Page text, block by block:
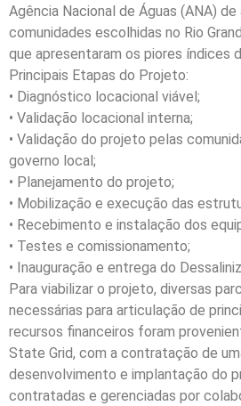
Agência Nacional de Águas (ANA) de
comunidades escolhidas no Rio
que apresentaram os piores índices
Principais Etapas do Projeto:
• Diagnóstico locacional viável;
• Validação locacional interna;
• Validação do projeto pelas
governo local;
• Planejamento do projeto;
• Mobilização e execução das
• Recebimento e instalação dos
• Testes e comissionamento;
• Inauguração e entrega do
Para viabilizar o projeto, diversas
necessárias para articulação de
recursos financeiros foram
State Grid, com a contratação de
desenvolvimento e implantação do
contratadas e gerenciadas por